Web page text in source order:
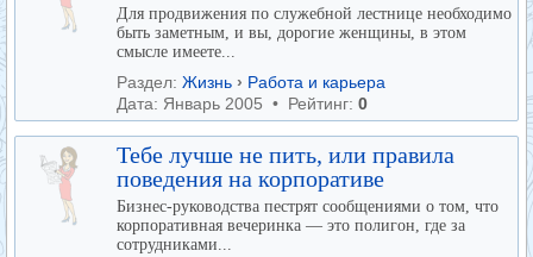
Для продвижения по служебной лестнице необходимо
быть заметным, и вы, дорогие женщины, в этом
смысле имеете...
Раздел: Жизнь › Работа и карьера
Дата: Январь 2005 • Рейтинг: 0
Тебе лучше не пить, или правила
поведения на корпоративе
Бизнес-руководства пестрят сообщениями о том, что
корпоративная вечеринка — это полигон, где за
сотрудниками...